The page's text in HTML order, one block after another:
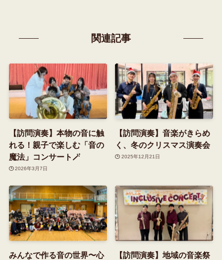
関連記事
【訪問演奏】本物の音に触
れる！親子で楽しむ「音の
魔法」コンサート🪄
2026年3月7日
【訪問演奏】音楽がきらめ
く、冬のクリスマス演奏会
2025年12月21日
みんなで作る音の世界〜心
【訪問演奏】地域の音楽祭